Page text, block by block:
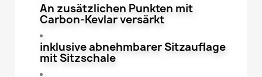
An zusätzlichen Punkten mit
Carbon-Kevlar versärkt
inklusive abnehmbarer Sitzauflage
mit Sitzschale